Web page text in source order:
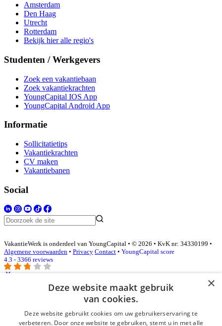
Amsterdam
Den Haag
Utrecht
Rotterdam
Bekijk hier alle regio's
Studenten / Werkgevers
Zoek een vakantiebaan
Zoek vakantiekrachten
YoungCapital IOS App
YoungCapital Android App
Informatie
Sollicitatietips
Vakantiekrachten
CV maken
Vakantiebanen
Social
VakantieWerk is onderdeel van YoungCapital • © 2026 • KvK nr: 34330199 •
Algemene voorwaarden • Privacy Contact • YoungCapital score
4.3 - 3366 reviews
E-mail*
×
Deze website maakt gebruik
van cookies.
Deze website gebruikt cookies om uw gebruikerservaring te
verbeteren. Door onze website te gebruiken, stemt u in met alle